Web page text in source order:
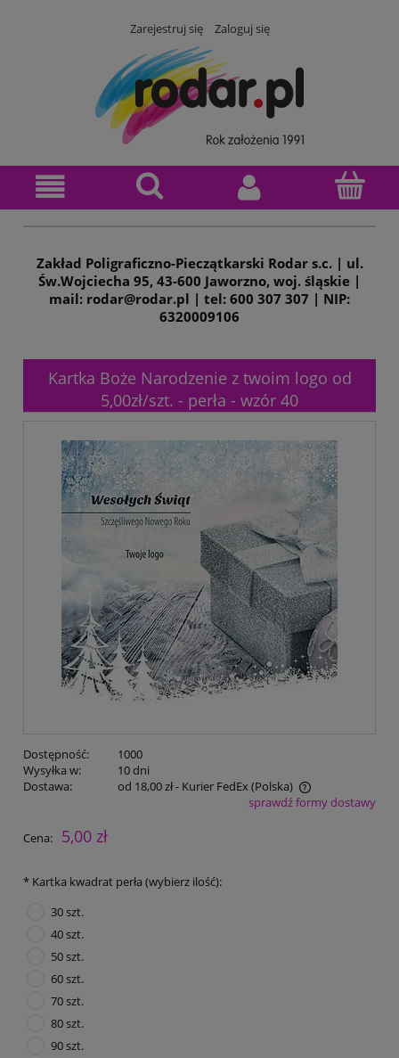
Zarejestruj się Zaloguj się
Zakład Poligraficzno-Pieczątkarski Rodar s.c. | ul.
Św.Wojciecha 95, 43-600 Jaworzno, woj. śląskie |
mail: rodar@rodar.pl | tel: 600 307 307 | NIP:
6320009106
Kartka Boże Narodzenie z twoim logo od
5,00zł/szt. - perła - wzór 40
Dostępność:
1000
Wysyłka w:
10 dni
Dostawa:
od 18,00 zł- Kurier FedEx(Polska)
Cena nie zawiera ewentualnych kosztów płatnościsprawdź formy dostawy
Cena: 5,00 zł
* Kartka kwadrat perła (wybierz ilość):
30 szt.
40 szt.
50 szt.
60 szt.
70 szt.
80 szt.
90 szt.